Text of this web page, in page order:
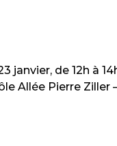
janvier, de 12h à
Allée Pierre Ziller